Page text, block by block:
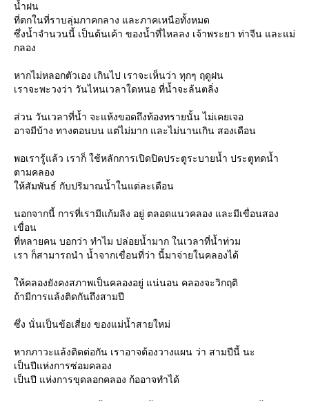
น้ำฝน
ที่ตกในที่ราบลุ่มภาคกลาง และภาคเหนือทั้งหมด
ซึ่งน้ำจำนวนนี้ เป็นต้นเค้า ของน้ำที่ไหลลง เจ้าพระยา ท่าจีน และแม่
กลอง
หากไม่หลอกตัวเอง เกินไป เราจะเห็นว่า ทุกๆ ฤดูฝน
เราจะพะวงว่า วันไหนเวลาใดหนอ ที่น้ำจะล้นตลิ่ง
ส่วน วันเวลาที่น้ำ จะแห้งขอดถึงท้องทรายนั้น ไม่เคยเจอ
อาจมีบ้าง ทางตอนบน แต่ไม่มาก และไม่นานเกิน สองเดือน
พอเรารู้แล้ว เราก็ ใช้หลักการเปิดปิดประตูระบายน้ำ ประตูทดน้ำ
ตามคลอง
ห้สัมพันธ์ กับปริมาณน้ำในแต่ละเดือน
นอกจากนี้ การที่เรามีแก้มลิง อยู่ ตลอดแนวคลอง และมีเขื่อนสอง
เขื่อน
ที่หลายคน บอกว่า ทำไม ปล่อยน้ำมาก ในเวลาที่น้ำท่วม
เรา ก็สามารถนำ น้ำจากเขื่อนที่ว่า นี้มาจ่ายในคลองได้
ห้คลองยังคงสภาพเป็นคลองอยู่ แน่นอน คลองจะวิกฤติ
ถ้ามีการแล้งติดกันถึงสามปี
ซึ่ง นั่นเป็นข้อเสี่ยง ของแม่น้ำสายใหม่
หากภาวะแล้งติดต่อกัน เราอาจต้องวางแผน ว่า สามปีนี้ นะ
เป็นปีแห่งการซ่อมคลอง
เป็นปี แห่งการขุดลอกคลอง ก้ออาจทำได้